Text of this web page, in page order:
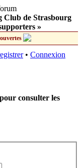
Club de Strasbourg
»
• Connexion
consulter les